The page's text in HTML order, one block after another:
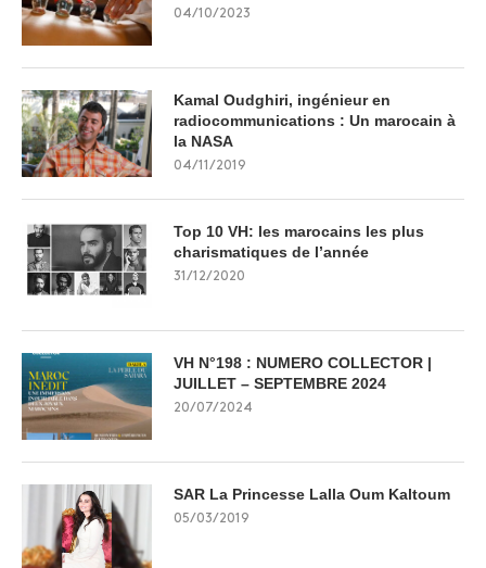
04/10/2023
Kamal Oudghiri, ingénieur en
radiocommunications : Un marocain à
la NASA
04/11/2019
Top 10 VH: les marocains les plus
charismatiques de l’année
31/12/2020
VH N°198 : NUMERO COLLECTOR |
JUILLET – SEPTEMBRE 2024
20/07/2024
SAR La Princesse Lalla Oum Kaltoum
05/03/2019